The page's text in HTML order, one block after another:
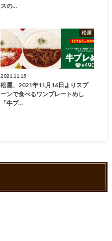
スの…
松屋
2021.11.15
松屋、2021年11月16日よりスプ
ーンで食べるワンプレートめし
「牛プ…